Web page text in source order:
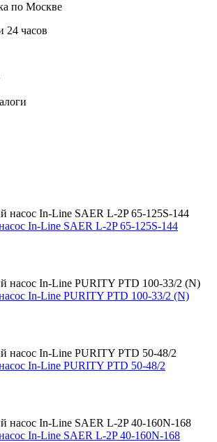
по Москве
24 часов
In-Line SAER L-2P 65-125S-144
In-Line PURITY PTD 100-33/2 (N)
In-Line PURITY PTD 50-48/2
In-Line SAER L-2P 40-160N-168